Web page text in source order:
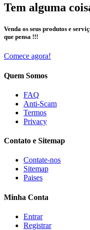
Tem alguma
Venda os seus produtos e
que pensa !!!
Comece agora!
Quem Somos
FAQ
Anti-Scam
Termos
Privacy
Contato e Sitemap
Contate-nos
Sitemap
Paises
Minha Conta
Entrar
Registrar